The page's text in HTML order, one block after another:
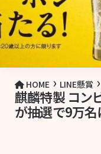
HOME › LINE懸賞 ›
麒麟特製 コン
が抽選で9万